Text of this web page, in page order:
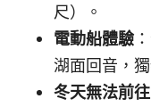
尺）。
電動船體驗
湖面回音，
冬天無法前